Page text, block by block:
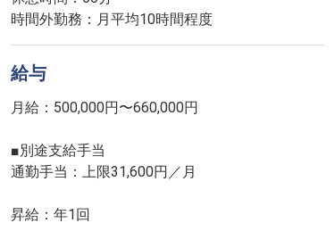
時間外勤務：月平均10時間程度
給与
月給：500,000円〜660,000円
■別途支給手当
通勤手当：上限31,600円／月
昇給：年1回